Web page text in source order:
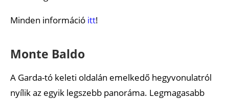
Minden információ itt!
Monte Baldo
A Garda-tó keleti oldalán emelkedő hegyvonulatról
nyílik az egyik legszebb panoráma. Legmagasabb